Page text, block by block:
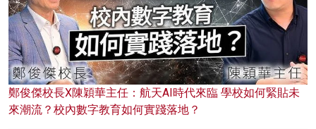
鄭俊傑校長X陳穎華主任：航天AI時代來臨 學校如何緊貼未
來潮流？校內數字教育如何實踐落地？